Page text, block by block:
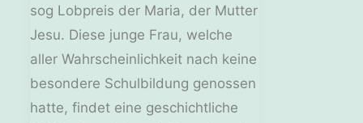
sog Lobpreis der Maria, der Mutter
Jesu. Diese junge Frau, welche
aller Wahrscheinlichkeit nach keine
besondere Schulbildung genossen
hatte, findet eine geschichtliche